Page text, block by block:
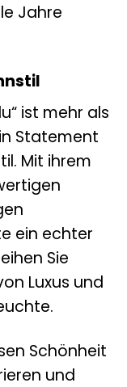
Jahre
ist mehr als
Statement
Mit ihrem
ein echter
Sie
Luxus und
Schönheit
und